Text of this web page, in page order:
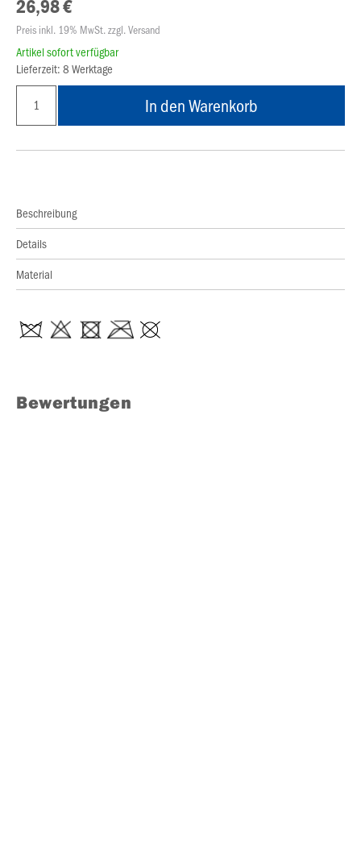
26,98 €
Preis inkl. 19% MwSt. zzgl. Versand
Artikel sofort verfügbar
Lieferzeit: 8 Werktage
In den Warenkorb
Beschreibung
Details
Material
Bewertungen